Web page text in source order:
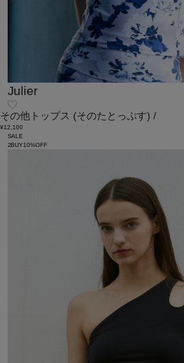
Julier
その他トップス (そのたとっぷす) /
¥12,100
SALE
2BUY10%OFF